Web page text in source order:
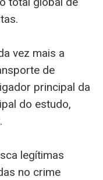
vez mais a
de
principal da
do estudo,
.
legítimas
no crime